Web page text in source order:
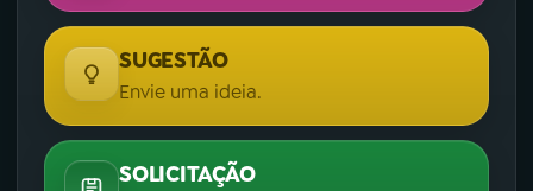
SUGESTÃO
Envie uma ideia.
SOLICITAÇÃO